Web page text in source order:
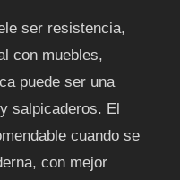
ser resistencia,
con muebles,
puede ser una
salpicaderos. El
cuando se
con mejor